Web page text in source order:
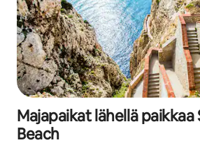
Majapaikat lähellä paikkaa
Beach